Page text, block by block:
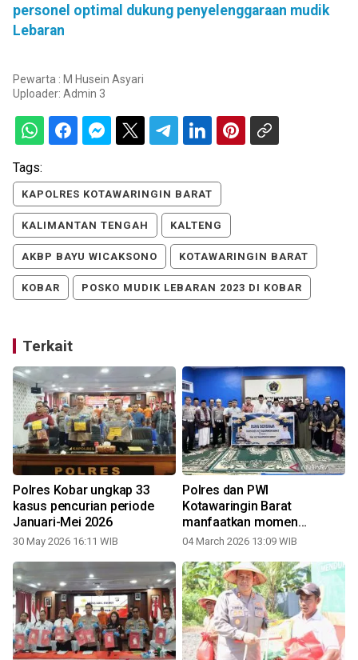
personel optimal dukung penyelenggaraan mudik
Lebaran
Pewarta : M Husein Asyari
Uploader: Admin 3
Tags:
KAPOLRES KOTAWARINGIN BARAT
KALIMANTAN TENGAH KALTENG
AKBP BAYU WICAKSONO KOTAWARINGIN BARAT
KOBAR POSKO MUDIK LEBARAN 2023 DI KOBAR
Terkait
Polres Kobar ungkap 33
kasus pencurian periode
Januari-Mei 2026
30 May 2026 16:11 WIB
Polres dan PWI
Kotawaringin Barat
manfaatkan momen
Ramadhan perkuat sinergi
04 March 2026 13:09 WIB